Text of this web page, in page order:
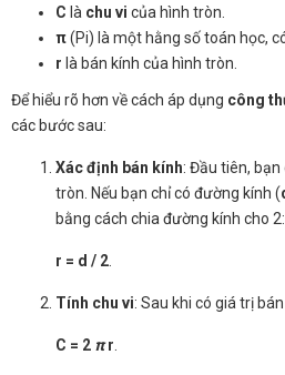
C là chu vi của hình tròn.
π(Pi) là một hằng số toán học,
r là bán kính của hình tròn.
Để hiểu rõ hơn về cách áp dụng công
các bước sau:
Xác định bán kính: Đầu tiên, bạn
tròn. Nếu bạn chỉ có đường kính (
bằng cách chia đường kính cho 2:
r = d / 2
Tính chu vi: Sau khi có giá trị
C = 2 πr